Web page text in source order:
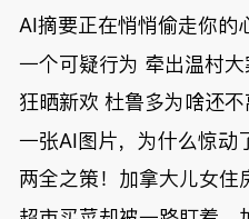
AI摘要正在悄悄偷走你的
一个可疑行为 牵出温村大
狂晒新欢 杜鲁多为啥还不
一张AI图片，为什么惊动
两全之策！加拿大儿女住